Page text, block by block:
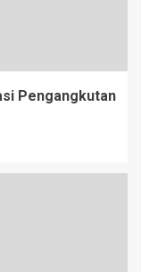
Pengangkutan